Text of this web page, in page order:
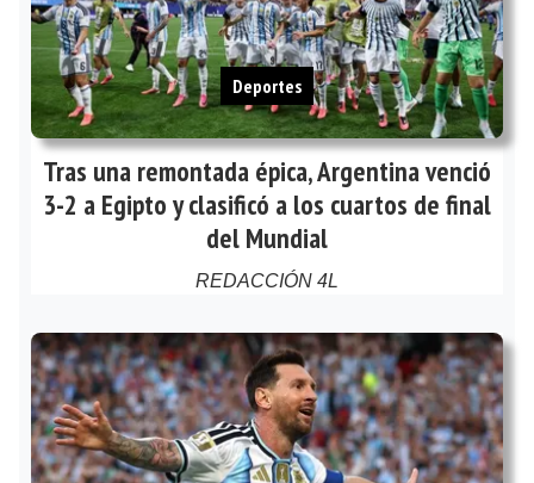
Tras una remontada épica, Argentina venció
3-2 a Egipto y clasificó a los cuartos de final
del Mundial
REDACCIÓN 4L
Deportes